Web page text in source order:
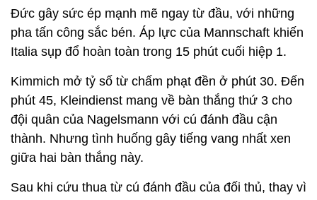
Đức gây sức ép mạnh mẽ ngay từ đầu, với những
pha tấn công sắc bén. Áp lực của Mannschaft khiến
Italia sụp đổ hoàn toàn trong 15 phút cuối hiệp 1.
Kimmich mở tỷ số từ chấm phạt đền ở phút 30. Đến
phút 45, Kleindienst mang về bàn thắng thứ 3 cho
đội quân của Nagelsmann với cú đánh đầu cận
thành. Nhưng tình huống gây tiếng vang nhất xen
giữa hai bàn thắng này.
Sau khi cứu thua từ cú đánh đầu của đối thủ, thay vì